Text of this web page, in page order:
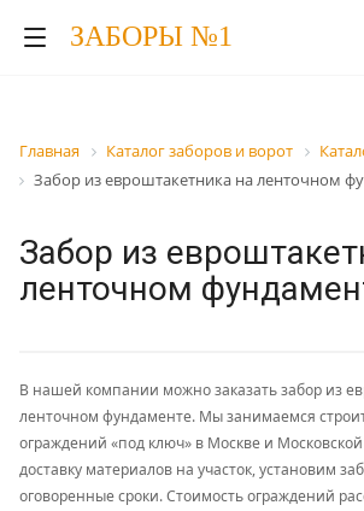
ЗАБОРЫ №1
Главная Каталог заборов и ворот
Забор из евроштакетника на ленточном
Забор из
ленточном
В нашей компании можно заказать забор из
ленточном фундаменте. Мы занимаемся
ограждений «под ключ» в Москве и
доставку материалов на участок, установим
оговоренные сроки. Стоимость ограждений